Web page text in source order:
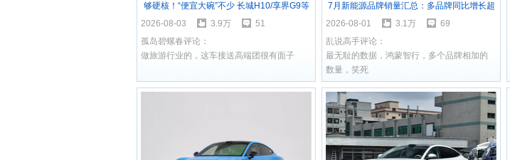
够硬核！“便宜大碗”不少 长城H10/享界G9等
8月将上市新车盘点
2026-08-03 3.9万
51
孤岛碧螺春评论：
做旅游行业的，这车接送高端团很有面子
7月新能源品牌销量汇总：多品牌同比增长超
100% 零跑迈入10万级！
2026-08-01 3.1万
69
乱说高手评论：
最无耻的数据，鸿蒙智行，多个品牌相加的
数量，笑死